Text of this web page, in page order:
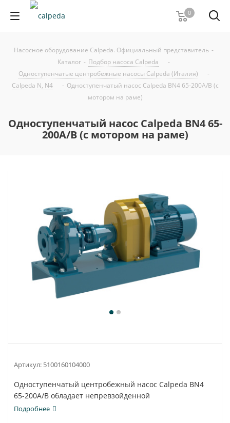
0
Насосное оборудование Calpeda. Официальный представитель -
Каталог - Подбор насоса Calpeda
-
Одноступенчатые центробежные насосы Calpeda (Италия)
-
Calpeda N, N4
- Одноступенчатый насос Calpeda BN4 65-200A/B (с
мотором на раме)
Одноступенчатый насос Calpeda BN4 65-
200A/B (с мотором на раме)
Артикул: 5100160104000
Одноступенчатый центробежный насос Calpeda BN4
65-200A/B обладает непревзойденной
универсальностью...
Подробнее